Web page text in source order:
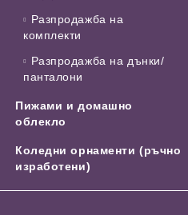
Разпродажба на
комплекти
Разпродажба на дънки/
панталони
Пижами и домашно
облекло
Коледни орнаменти (ръчно
изработени)